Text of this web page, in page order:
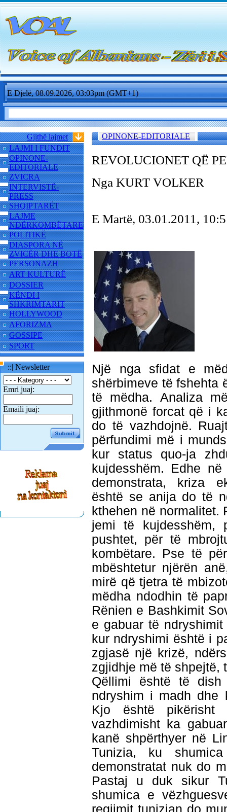
E Djelë, 08.09.2026, 03:03pm (GMT+1)
Gjithë lajmet
LAJMI I FUNDIT
OPINONE-
EDITORIALE
ZVICRA
INTERVISTË-
PRESS
SHQIPTARËT
LAJME
NDËRKOMBËTARE
POLITIKË
DIASPORA NË
ZVICËR DHE BOTË
PERSONAZH
ART KULTURË
DOSSIER
KËNDI I
SHKRIMTARIT
HOLLYWOOD
AFORIZMA
GOSSIPE
SPORT
::| Newsletter
Emri juaj:
Emaili juaj:
OPINONE-EDITORIALE
REVOLUCIONET QË
Nga KURT VOLKER
E Martë, 03.01.2011,
Një nga sfidat e
shërbimeve të fshehta
të mëdha. Analiza
gjithmonë forcat që i
do të vazhdojnë.
përfundimi më i
kur status quo-ja
kujdesshëm. Edhe
demonstrata, kriza
është se anija do të
kthehen në normalitet.
jemi të
pushtet, për të
kombëtare. Pse të
mbështetur njërën
mirë që tjetra të
mëdha ndodhin të
Rënien e Bashkimit
e gabuar të
kur ndryshimi është i
zgjasë një krizë,
zgjidhje më të shpejtë,
Qëllimi është të
ndryshim i madh dhe
Kjo është
vazhdimisht ka
kanë shpërthyer në
Tunizia, ku
demonstratat nuk do
Pastaj u duk sikur
shumica e
regjimit tunizian do